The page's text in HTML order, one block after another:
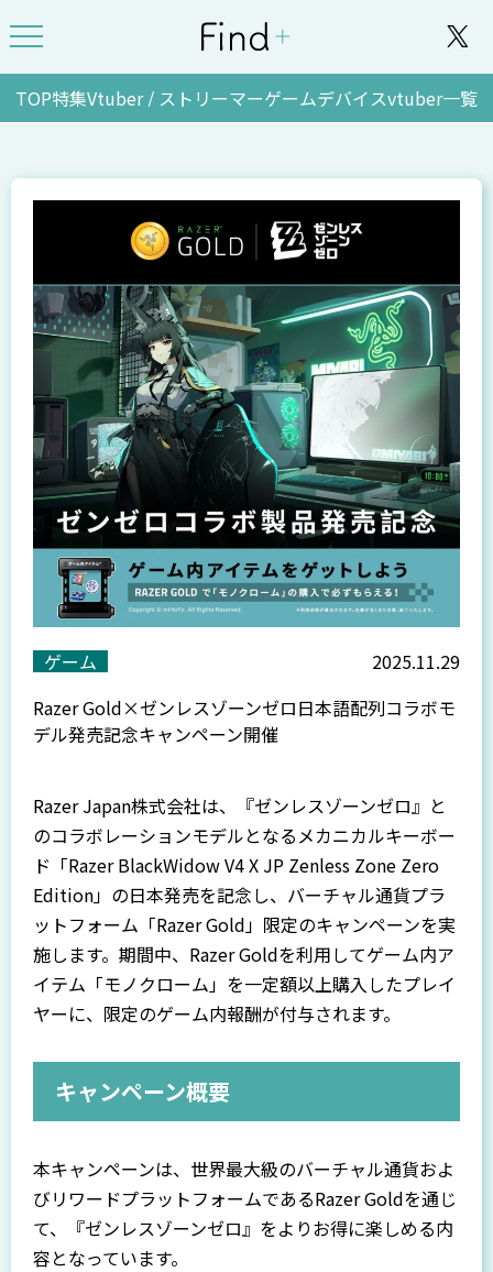
TOP特集Vtuber / ストリーマーゲームデバイスvtuber一覧
ゲーム
2025.11.29
Razer Gold×ゼンレスゾーンゼロ日本語配列コラボモ
デル発売記念キャンペーン開催
Razer Japan株式会社は、『ゼンレスゾーンゼロ』と
のコラボレーションモデルとなるメカニカルキーボー
ド「Razer BlackWidow V4 X JP Zenless Zone Zero
Edition」の日本発売を記念し、バーチャル通貨プラ
ットフォーム「Razer Gold」限定のキャンペーンを実
施します。期間中、Razer Goldを利用してゲーム内ア
イテム「モノクローム」を一定額以上購入したプレイ
ヤーに、限定のゲーム内報酬が付与されます。
キャンペーン概要
本キャンペーンは、世界最大級のバーチャル通貨およ
びリワードプラットフォームであるRazer Goldを通じ
て、『ゼンレスゾーンゼロ』をよりお得に楽しめる内
容となっています。